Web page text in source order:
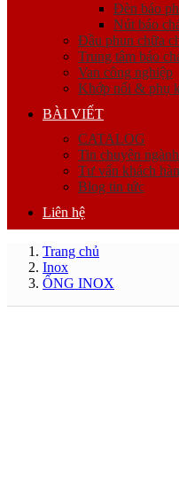
Đèn báo
Nút báo
Đầu phun chữa
Trung tâm báo
Van công nghiệp
Khớp nối & phụ
BÀI VIẾT
CATALOG
Tin chuyên ngành
Tư vấn khách
Blog tin tức
Liên hệ
Trang chủ
Inox
ỐNG INOX